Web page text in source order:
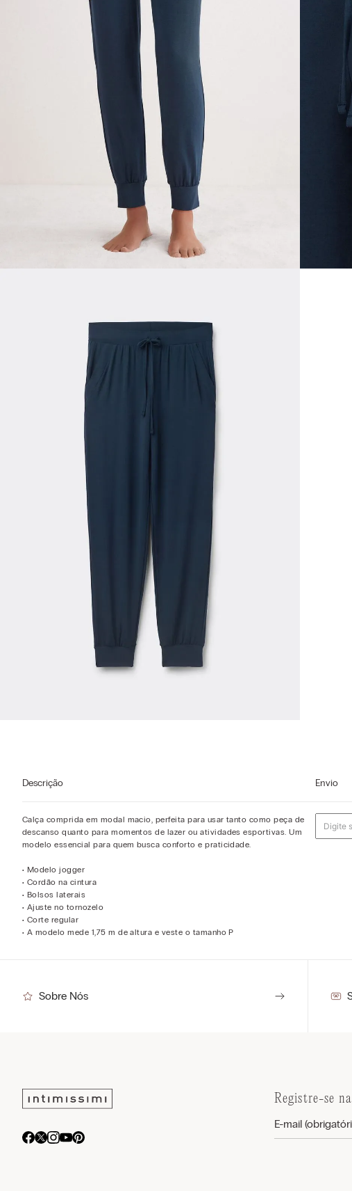
Descrição
Calça comprida em modal macio, perfeita para usar tanto como peça de
descanso quanto para momentos de lazer ou atividades esportivas. Um
modelo essencial para quem busca conforto e praticidade.
• Modelo jogger
• Cordão na cintura
• Bolsos laterais
• Ajuste no tornozelo
• Corte regular
• A modelo mede 1,75 m de altura e veste o tamanho P
Envio
Sobre Nós
Registre-se